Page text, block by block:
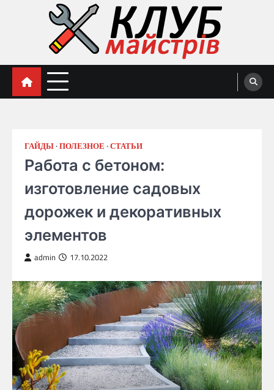
Клуб Мастеров
ГАЙДЫ ПОЛЕЗНОЕ СТАТЬИ
Работа с бетоном:
изготовление садовых
дорожек и декоративных
элементов
admin 17.10.2022